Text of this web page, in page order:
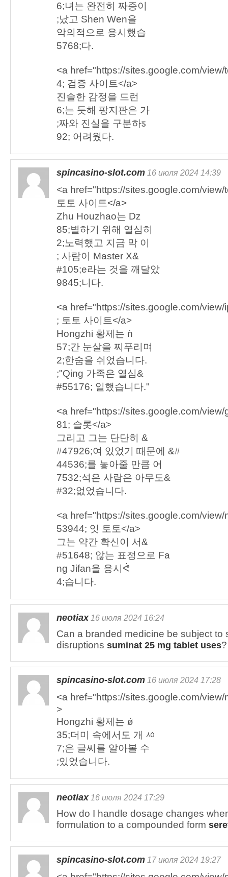
6;녀는 완전히 짜증이
;났고 Shen Wen을
악의적으로 응시했습
5768;다.
<a href="https://sites.google.com/
4; 검증 사이트</a>
진솔한 감정을 드런
6;는 듯해 팡지판은 가
;짜와 진실을 구분하ƽ
92; 어려웠다.
spincasino-slot.com 16 июля 2024 14:39
<a href="https://sites.google.com/
토토 사이트</a>
Zhu Houzhao는 ǲ
85;별하기 위해 열심히
2;노력했고 지금 막 이
; 사람이 Master X&
#105;e라는 것을 깨달았
9845;니다.
<a href="https://sites.google.com/
; 토토 사이트</a>
Hongzhi 황제는 ǹ
57;간 눈살을 찌푸리며
2;한숨을 쉬었습니다.
;"Qing 가족은 열심&
#55176; 일했습니다."
<a href="https://sites.google.com/
81; 슬롯</a>
그리고 그는 단단히 &
#47926;여 있었기 때문에 &#
44536;를 놓아줄 만큼 어
7532;석은 사람은 아무도&
#32;없었습니다.
<a href="https://sites.google.com/
53944; 잇 토토</a>
그는 약간 확신이 서&
#51648; 않는 표정으로 Fa
ng Jifan을 응시ᕚ
4;습니다.
neotiax16 июля 2024 16:24
Can a branded medicine be subject to
disruptions suminat 25 mg tablet uses?
spincasino-slot.com 16 июля 2024 17:28
<a href="https://sites.google.com/view/
>
Hongzhi 황제는 ǿ
35;더미 속에서도 개 ᄵ
7;은 글씨를 알아볼 수
;있었습니다.
neotiax16 июля 2024 17:29
How do I handle dosage changes
formulation to a compounded form
spincasino-slot.com 17 июля 2024 19:27